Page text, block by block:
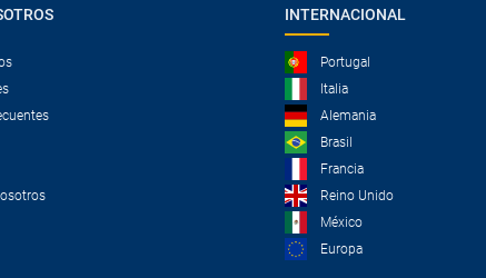
INTERNACIONAL
Portugal
Italia
Alemania
Brasil
Francia
Reino Unido
México
Europa